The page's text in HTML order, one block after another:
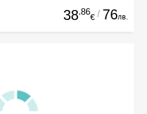
38.86
€ / 76лв.